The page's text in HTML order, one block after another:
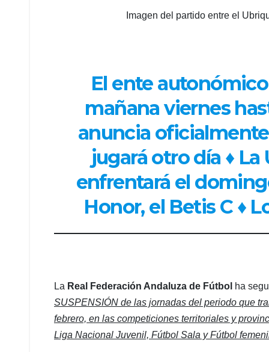
Imagen del partido entre el
El ente
mañana viernes
anuncia
jugará otro día ♦
enfrentará el
Honor, el Betis C ♦
La Real Federación Andaluza de Fútbol ha
SUSPENSIÓN de las jornadas del periodo que
febrero, en las competiciones territoriales y
Liga Nacional Juvenil, Fútbol Sala y Fútbol